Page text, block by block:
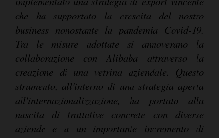
che ha supportato la crescita del nostro
business nonostante la pandemia Covid-19.
Tra le misure adottate si annoverano la
collaborazione con Alibaba attraverso la
creazione di una vetrina aziendale. Questo
strumento, all'interno di una strategia aperta
all'internazionalizzazione, ha portato alla
nascita di trattative concrete con diverse
aziende e a un importante incremento di